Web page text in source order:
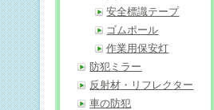
安全標識テープ
ゴムポール
作業用保安灯
防犯ミラー
反射材・リフレクター
車の防犯